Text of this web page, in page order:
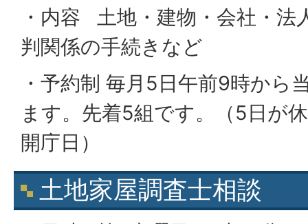
・内容 土地・建物・会社・法
判関係の手続きなど
・予約制 毎月5日午前9時から
ます。先着5組です。（5日が
開庁日）
土地家屋調査士相談